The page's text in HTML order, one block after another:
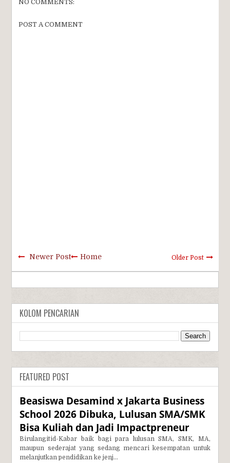
NO COMMENTS:
POST A COMMENT
Newer Post Older Post
Home
KOLOM PENCARIAN
FEATURED POST
Beasiswa Desamind x Jakarta Business
School 2026 Dibuka, Lulusan SMA/SMK
Bisa Kuliah dan Jadi Impactpreneur
Birulangitid-Kabar baik bagi para lulusan SMA, SMK, MA,
maupun sederajat yang sedang mencari kesempatan untuk
melanjutkan pendidikan ke jenj...